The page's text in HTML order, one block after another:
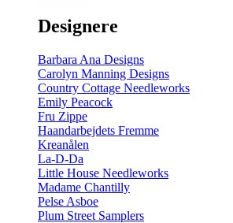
Designere
Barbara Ana Designs
Carolyn Manning Designs
Country Cottage Needleworks
Emily Peacock
Fru Zippe
Haandarbejdets Fremme
Kreanålen
La-D-Da
Little House Needleworks
Madame Chantilly
Pelse Asboe
Plum Street Samplers